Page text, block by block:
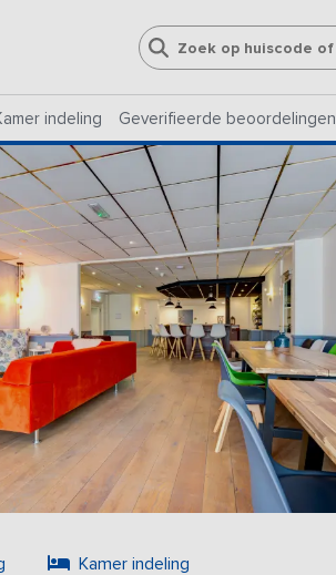
indeling Geverifieerde beoordelingen
Kamer indeling